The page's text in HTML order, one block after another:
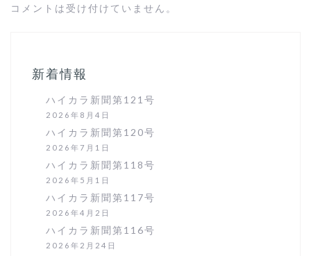
コメントは受け付けていません。
新着情報
ハイカラ新聞第121号
2026年8月4日
ハイカラ新聞第120号
2026年7月1日
ハイカラ新聞第118号
2026年5月1日
ハイカラ新聞第117号
2026年4月2日
ハイカラ新聞第116号
2026年2月24日